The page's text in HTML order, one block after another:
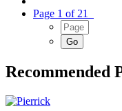
Page 1 of 21
Recommended